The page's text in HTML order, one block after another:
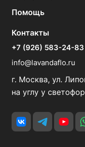
Помощь
Контакты
+7 (926) 583-24-83
info@lavandaflo.ru
г. Москва, ул.
на углу у